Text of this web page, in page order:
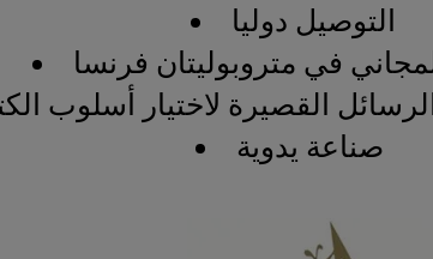
التوصيل دوليا
في متروبوليتان فرنسا
القصيرة لاختيار أسلوب